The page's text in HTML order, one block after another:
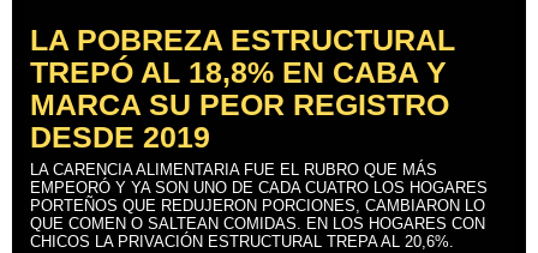
LA POBREZA ESTRUCTURAL
TREPÓ AL 18,8% EN CABA Y
MARCA SU PEOR REGISTRO
DESDE 2019
LA CARENCIA ALIMENTARIA FUE EL RUBRO QUE MÁS
EMPEORÓ Y YA SON UNO DE CADA CUATRO LOS HOGARES
PORTEÑOS QUE REDUJERON PORCIONES, CAMBIARON LO
QUE COMEN O SALTEAN COMIDAS. EN LOS HOGARES CON
CHICOS LA PRIVACIÓN ESTRUCTURAL TREPA AL 20,6%.